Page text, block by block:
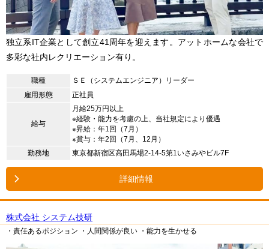
独立系IT企業として創立41周年を迎えます。アットホームな会社で
多彩な社内レクリエーション有り。
職種
ＳＥ（システムエンジニア）リーダー
雇用形態
正社員
給与
月給25万円以上
※経験・能力を考慮の上、当社規定により優遇
※昇給：年1回（7月）
※賞与：年2回（7月、12月）
勤務地
東京都新宿区高田馬場2-14-5第1いさみやビル7F
詳細情報
株式会社 システム技研
・責任あるポジション ・人間関係が良い ・能力を生かせる